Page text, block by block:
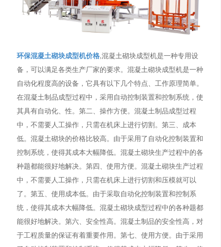
环保混凝土砌块成型机价格,混凝土砌块成型机是一种专用设
备，可以满足各类生产厂家的要求。混凝土砌块成型机是一种
自动化程度高的设备，它具有以下几个特点、工作原理简单。
在混凝土制品成型过程中，采用自动控制装置和控制系统，使
其具有自动化、性。第二、操作方便。混凝土制品成型过程
中，不需要人工操作，只需在机床上进行切割。第三、成本
低。混凝土砌块的价格比较高。由于采用了自动化控制装置和
控制系统，使得其成本大幅降低。混凝土砌块生产过程中的各
种题都能很好地解决。第四、使用方便。混凝土砌块生产过程
中，不需要人工操作，只需在机床上进行切割和压模就可以
了。第五、使用成本低。由于采取自动化控制装置和控制系
统，使得其成本大幅降低。混凝土砌块成型过程中的各种题都
能很好地解决。第六、安全性高。混凝土制品的安全性高，对
于工程质量的保证有着重要作用。第七、使用方便。由于采用